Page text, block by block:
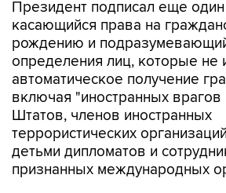
Президент подписал еще один
касающийся права на
рождению и
определения лиц, которые не
автоматическое получение
включая "иностранных
Штатов, членов иностранных
террористических
детьми дипломатов и
признанных международных